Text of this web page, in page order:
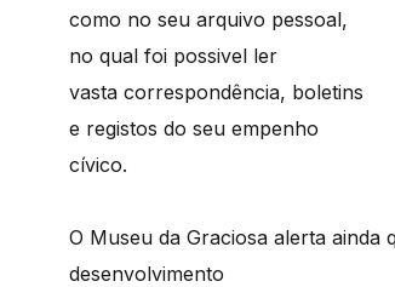
como no seu arquivo pessoal,
no qual foi possivel ler
vasta correspondência, boletins
e registos do seu empenho
cívico.
O Museu da Graciosa alerta
desenvolvimento